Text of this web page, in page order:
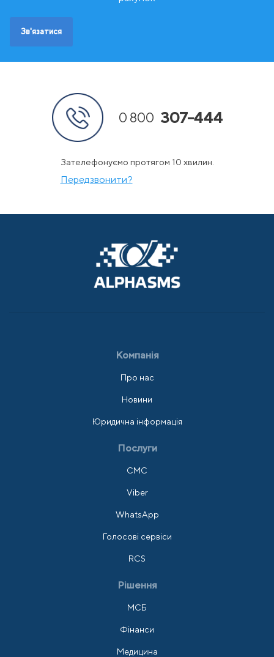
Зв'язатися
0 800 307-444
Зателефонуємо протягом 10 хвилин.
Передзвонити?
Компанія
Про нас
Новини
Юридична інформація
Послуги
СМС
Viber
WhatsApp
Голосові сервіси
RCS
Рішення
МСБ
Фінанси
Медицина